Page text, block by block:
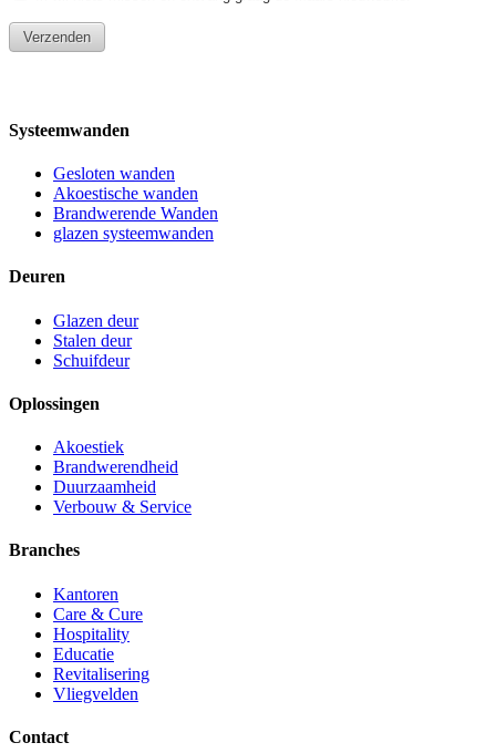
Systeemwanden
Gesloten wanden
Akoestische wanden
Brandwerende Wanden
glazen systeemwanden
Deuren
Glazen deur
Stalen deur
Schuifdeur
Oplossingen
Akoestiek
Brandwerendheid
Duurzaamheid
Verbouw & Service
Branches
Kantoren
Care & Cure
Hospitality
Educatie
Revitalisering
Vliegvelden
Contact